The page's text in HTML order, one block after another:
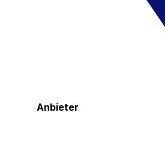
Anbieter